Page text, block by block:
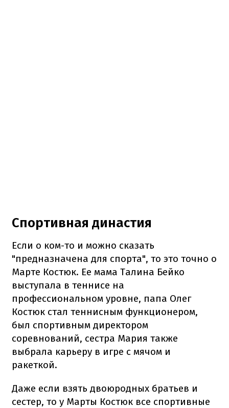
Спортивная династия
Если о ком-то и можно сказать
"предназначена для спорта", то это точно о
Марте Костюк. Ее мама Талина Бейко
выступала в теннисе на
профессиональном уровне, папа Олег
Костюк стал теннисным функционером,
был спортивным директором
соревнований, сестра Мария также
выбрала карьеру в игре с мячом и
ракеткой.
Даже если взять двоюродных братьев и
сестер, то у Марты Костюк все спортивные